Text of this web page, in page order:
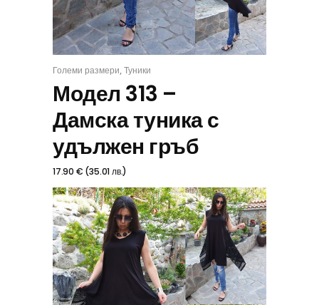
ИЗБЕРИ
Големи размери,Туники
Модел 313 –
Дамска туника с
удължен гръб
17.90 € (35.01лв.)